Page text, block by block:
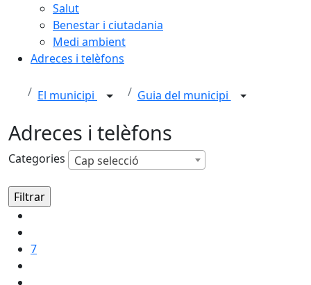
Salut
Benestar i ciutadania
Medi ambient
Adreces i telèfons
El municipi Guia del municipi
Adreces i telèfons
Categories Cap selecció
7